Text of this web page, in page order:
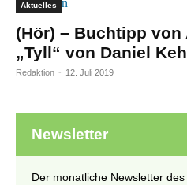
Aktuelles
(Hör) – Buchtipp
„Tyll“ von Daniel
Redaktion - 12. Juli 2019
Newsletter
Der monatliche Newsletter